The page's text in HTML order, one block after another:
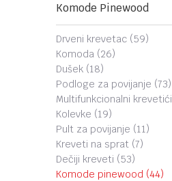
Komode Pinewood
drveni krevetac (59)
komoda (26)
dušek (18)
podloge za povijanje (73)
multifunkcionalni krevetići
kolevke (19)
pult za povijanje (11)
kreveti na sprat (7)
dečiji kreveti (53)
komode pinewood (44)